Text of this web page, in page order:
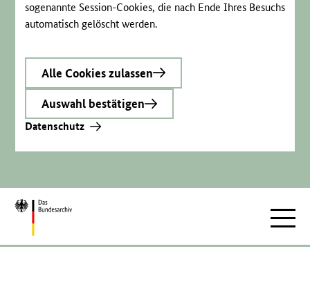
sogenannte Session-Cookies, die nach Ende Ihres Besuchs
automatisch gelöscht werden.
Alle Cookies zulassen
Auswahl bestätigen
Datenschutz
Zur